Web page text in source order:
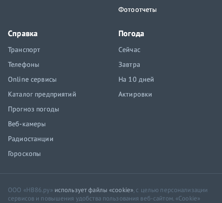
Фотоотчеты
Справка
Транспорт
Телефоны
Online сервисы
Каталог предприятий
Прогноз погоды
Веб-камеры
Радиостанции
Гороскопы
Погода
Сейчас
Завтра
На 10 дней
Актировки
ООО «НВ86.ру» использует файлы «cookie», с целью персонализации
сервисов и повышения удобства пользования веб-сайтом. «Cookie»